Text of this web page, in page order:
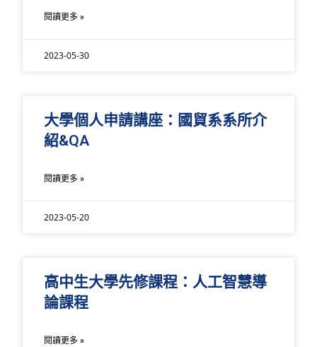
閱讀更多 »
2023-05-30
大學個人申請講座：國貿系系所介
紹&QA
閱讀更多 »
2023-05-20
高中生大學先修課程：人工智慧導
論課程
閱讀更多 »